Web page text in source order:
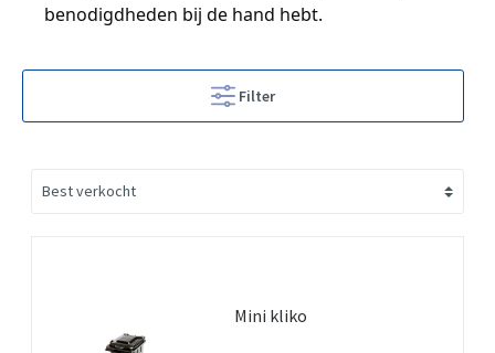
benodigdheden bij de hand hebt.
Filter
Mini kliko